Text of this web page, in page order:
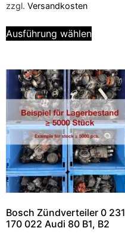
zzgl. Versandkosten
Ausführung wählen
Bosch Zündverteiler 0 231
170 022 Audi 80 B1, B2